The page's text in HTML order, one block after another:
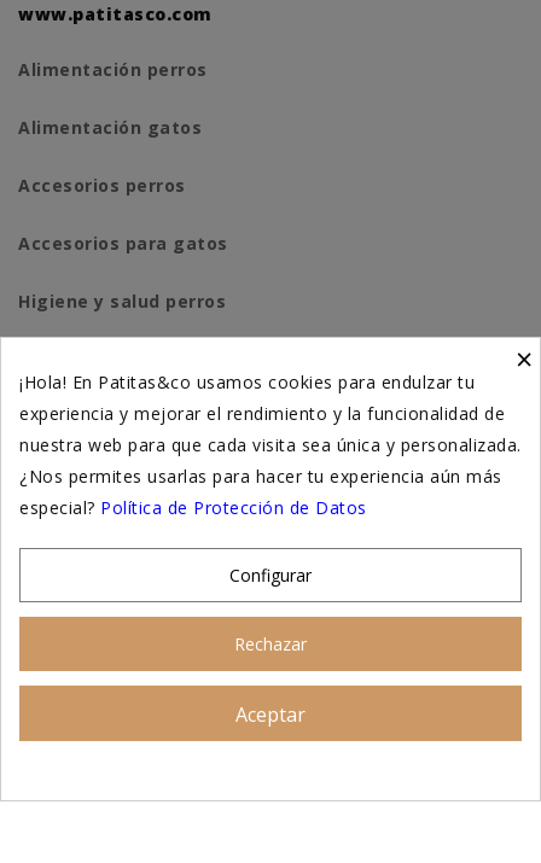
www.patitasco.com
Alimentación perros
Alimentación gatos
Accesorios perros
Accesorios para gatos
Higiene y salud perros
Suplementación natural
Otros
×
¡Hola! En Patitas&co usamos cookies para endulzar tu
experiencia y mejorar el rendimiento y la funcionalidad de
nuestra web para que cada visita sea única y personalizada.
¿Nos permites usarlas para hacer tu experiencia aún más
especial? Política de Protección de Datos
Configurar
Rechazar
Aceptar